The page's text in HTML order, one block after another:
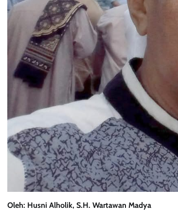
Oleh: Husni Alholik, S.H. Wartawan Madya